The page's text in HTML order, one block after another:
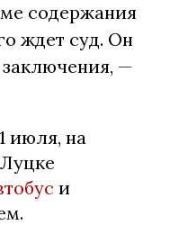
содержания
ждет суд. Он
—
июля, на
и